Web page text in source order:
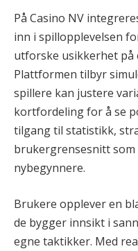
På Casino NV
inn i spillopplevelsen
utforske usikkerhet på
Plattformen tilbyr
spillere kan justere
kortfordeling for å se
tilgang til statistikk,
brukergrensesnitt
nybegynnere.
Brukere opplever en
de bygger innsikt i
egne taktikker. Med